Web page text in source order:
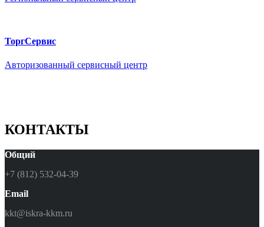
ТоргСервис
Авторизованный сервисный центр
КОНТАКТЫ
Общий
+7 (812) 532-04-39
Email
kkt@iskra-kkm.ru